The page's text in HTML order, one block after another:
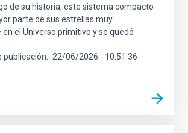
de su historia, este sistema compacto
parte de sus estrellas muy
el Universo primitivo y se quedó
publicación 22/06/2026 - 10:51:36